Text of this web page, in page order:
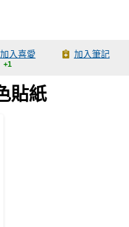
加入喜愛
+1
加入筆記
貼紙